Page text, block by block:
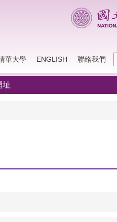
華大學 ENGLISH 聯絡我們
址